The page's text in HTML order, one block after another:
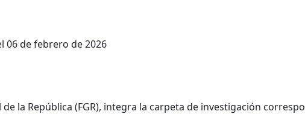
06 de febrero de 2026
de la República (FGR), integra la carpeta de investigación